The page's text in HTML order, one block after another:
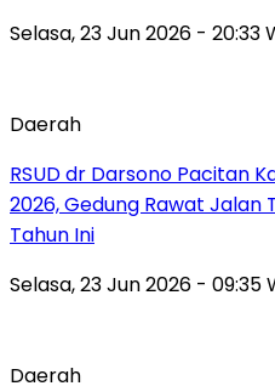
Selasa, 23 Jun 2026 - 20:33
Daerah
RSUD dr Darsono Pacitan
2026, Gedung Rawat
Tahun Ini
Selasa, 23 Jun 2026 - 09:35
Daerah